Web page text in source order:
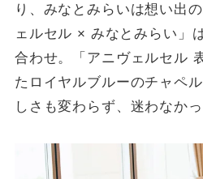
り、みなとみらいは想い出
ェルセル × みなとみらい」
合わせ。「アニヴェルセル
たロイヤルブルーのチャペ
しさも変わらず、迷わなか